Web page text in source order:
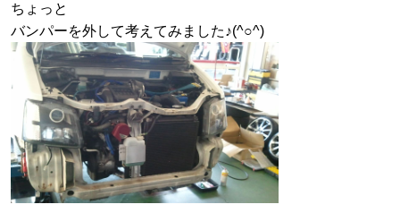
ちょっと
バンパーを外して考えてみました♪(^○^)